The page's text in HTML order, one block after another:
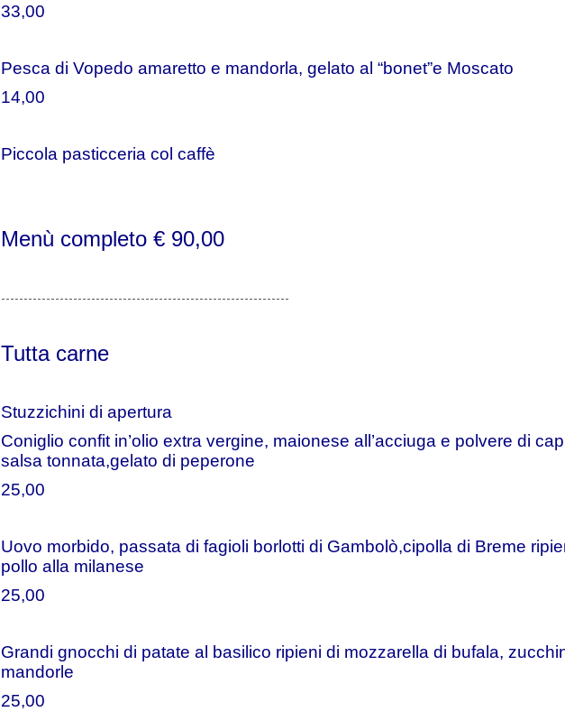
33,00
Pesca di Vopedo amaretto e mandorla, gelato al “bonet”e Moscato
14,00
Piccola pasticceria col caffè
Menù completo € 90,00
----------------------------------------------------------------
Tutta carne
Stuzzichini di apertura
Coniglio confit in’olio extra vergine, maionese all’acciuga e polvere di
salsa tonnata,gelato di peperone
25,00
Uovo morbido, passata di fagioli borlotti di Gambolò,cipolla di Breme
pollo alla milanese
25,00
Grandi gnocchi di patate al basilico ripieni di mozzarella di bufala,
mandorle
25,00